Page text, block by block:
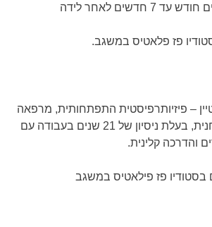
לאחר לידה
פז פלאטיס במשגב.
– פיזיותרפיסטית התפתחותית, מרפאה
הוליסטית ומלווה רוחנית, בעלת ניסיון של 21 שנים בעבודה עם
והדרכה קלינית.
פז פילאטיס במשגב